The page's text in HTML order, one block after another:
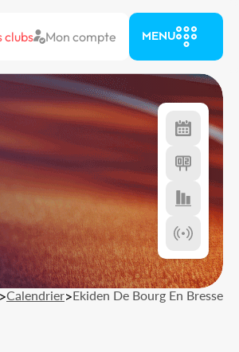
clubs Mon compte MENU
>Calendrier>Ekiden De Bourg En Bresse